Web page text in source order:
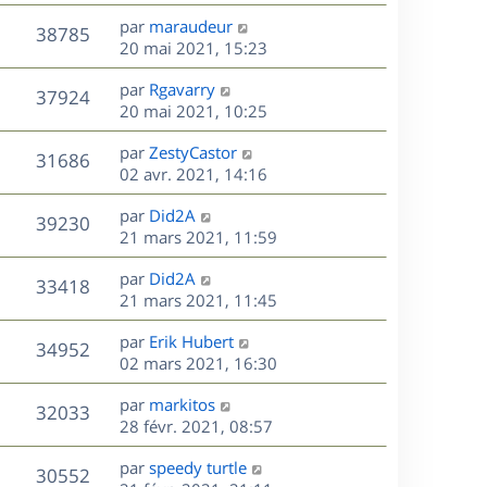
a
g
e
e
s
s
a
g
e
e
r
m
e
s
s
a
g
e
u
r
n
i
e
r
m
e
s
s
a
g
e
38785V
u
D
e
r
n
i
e
r
m
e
s
s
a
g
e
par maraudeur
20 mai 2021, 15:23
37924V
u
e
s
D
e
r
n
i
e
r
m
e
s
s
a
g
e
par Rgavarry
20 mai 2021, 10:25
31686V
u
s
D
e
r
n
i
e
r
m
e
s
s
a
g
e
par ZestyCastor
02 avr. 2021, 14:16
39230V
u
e
s
D
e
r
n
i
e
r
m
e
s
s
a
g
par Did2A
21 mars 2021, 11:59
33418V
u
e
s
D
e
r
n
i
e
r
m
e
s
par Did2A
21 mars 2021, 11:45
34952V
u
e
s
D
e
r
n
i
e
r
par Erik Hubert
02 mars 2021, 16:30
32033V
u
D
e
r
n
par markitos
28 févr. 2021, 08:57
30552V
D
par speedy turtle